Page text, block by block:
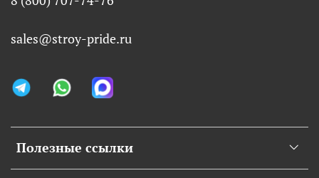
Полезные ссылки
sales@stroy-pride.ru